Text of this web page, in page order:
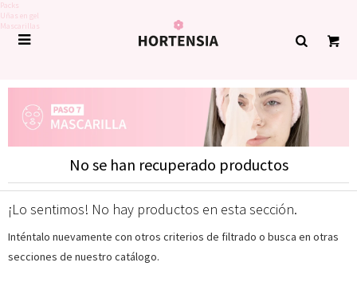

No se han recuperado productos
¡Lo sentimos! No hay productos en esta sección.
Inténtalo nuevamente con otros criterios de filtrado o busca en otras
secciones de nuestro catálogo.
Packs
Uñas en gel
Mascarillas